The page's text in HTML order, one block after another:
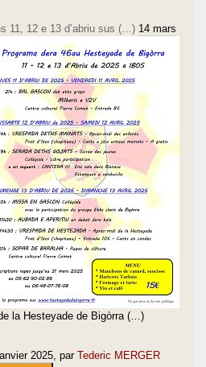
11, 12 e 13 d’abriu sus (…) 14 mars
la Hesteyade de Bigòrra (…)
2025, par Tederic MERGER